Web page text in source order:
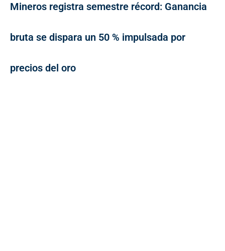
Mineros registra semestre récord: Ganancia
bruta se dispara un 50 % impulsada por
precios del oro